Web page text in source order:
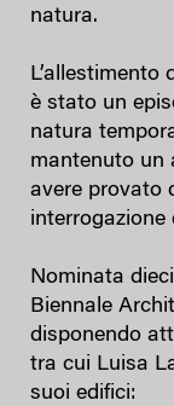
natura.
L’allestimento
è stato un
natura
mantenuto un
avere provato
interrogazione
Nominata
Biennale
disponendo
tra cui Luisa
suoi edifici: